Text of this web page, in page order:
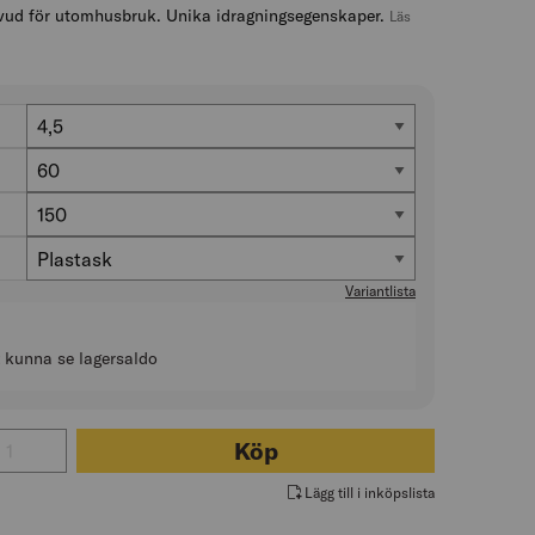
för utomhusbruk. Unika idragningsegenskaper. Läs
Diameter (mm)
4,5
Längd (mm)
60
Antal i förp. (st)
150
Förpackning
Plastask
Variantlista
se lagersaldo
TRÄSKRUV TFT C4 JETTINGKöp
Lägg till i inköpslista